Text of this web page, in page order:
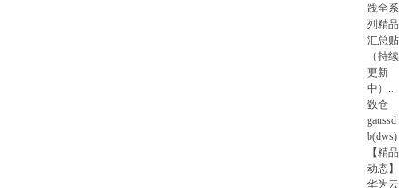
践全系
列精品
汇总贴
（持续
更新
中） ...
数仓
gaussd
b(dws)
【精品
动态】
华为云